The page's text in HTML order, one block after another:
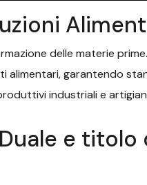
delle materie
alimentari, garantendo
industriali e
e titolo